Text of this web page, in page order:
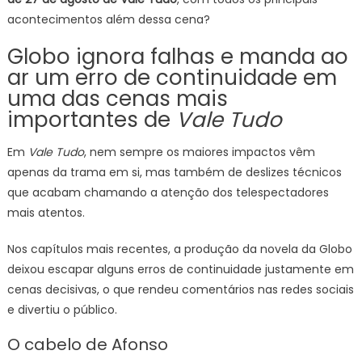
acontecimentos além dessa cena?
Globo ignora falhas e manda ao
ar um erro de continuidade em
uma das cenas mais
importantes de Vale Tudo
Em Vale Tudo, nem sempre os maiores impactos vêm
apenas da trama em si, mas também de deslizes técnicos
que acabam chamando a atenção dos telespectadores
mais atentos.
Nos capítulos mais recentes, a produção da novela da Globo
deixou escapar alguns erros de continuidade justamente em
cenas decisivas, o que rendeu comentários nas redes sociais
e divertiu o público.
O cabelo de Afonso